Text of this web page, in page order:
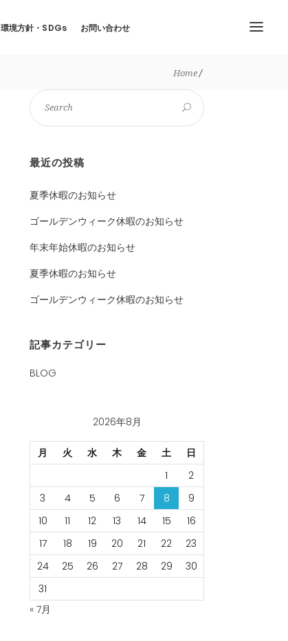
環境方針・SDGs お問い合わせ
Home
最近の投稿
夏季休暇のお知らせ
ゴールデンウィーク休暇のお知らせ
年末年始休暇のお知らせ
夏季休暇のお知らせ
ゴールデンウィーク休暇のお知らせ
記事カテゴリー
BLOG
2026年8月
月 火 水 木 金 土
日
1
2
3
4 5 6 7 8
9
10
11 12 13 14 15
16
17
18 19 20 21 22
23
24
25 26 27 28 29
30
31
« 7月